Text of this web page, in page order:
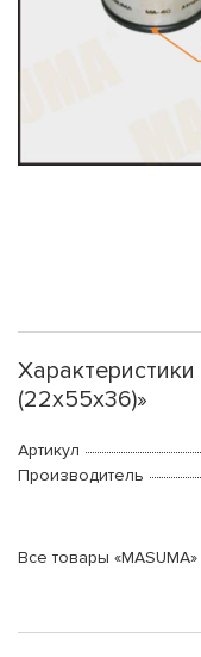
(22x55x36)»
Артикул
Производитель
Все товары «MASUMA»